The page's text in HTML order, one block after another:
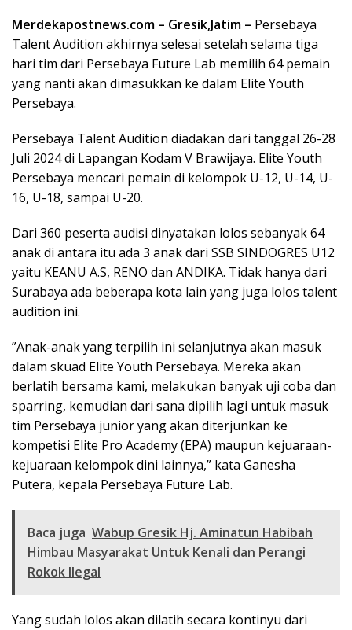
Merdekapostnews.com – Gresik,Jatim – Persebaya
Talent Audition akhirnya selesai setelah selama tiga
hari tim dari Persebaya Future Lab memilih 64 pemain
yang nanti akan dimasukkan ke dalam Elite Youth
Persebaya.
Persebaya Talent Audition diadakan dari tanggal 26-28
Juli 2024 di Lapangan Kodam V Brawijaya. Elite Youth
Persebaya mencari pemain di kelompok U-12, U-14, U-
16, U-18, sampai U-20.
Dari 360 peserta audisi dinyatakan lolos sebanyak 64
anak di antara itu ada 3 anak dari SSB SINDOGRES U12
yaitu KEANU A.S, RENO dan ANDIKA. Tidak hanya dari
Surabaya ada beberapa kota lain yang juga lolos talent
audition ini.
”Anak-anak yang terpilih ini selanjutnya akan masuk
dalam skuad Elite Youth Persebaya. Mereka akan
berlatih bersama kami, melakukan banyak uji coba dan
sparring, kemudian dari sana dipilih lagi untuk masuk
tim Persebaya junior yang akan diterjunkan ke
kompetisi Elite Pro Academy (EPA) maupun kejuaraan-
kejuaraan kelompok dini lainnya,” kata Ganesha
Putera, kepala Persebaya Future Lab.
Baca juga Wabup Gresik Hj. Aminatun Habibah
Himbau Masyarakat Untuk Kenali dan Perangi
Rokok Ilegal
Yang sudah lolos akan dilatih secara kontinyu dari